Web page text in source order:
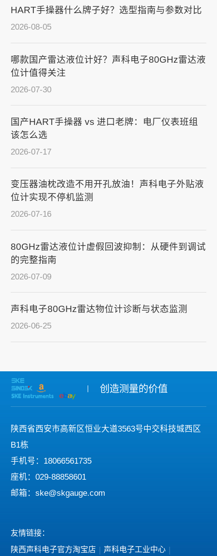
HART手操器什么牌子好？选型指南与参数对比
2026-08-05
哪款国产雷达液位计好？声科电子80GHz雷达液
位计值得关注
2026-07-30
国产HART手操器 vs 进口老牌：电厂仪表班组
该怎么选
2026-07-17
变压器油枕改造不用开孔放油！声科电子外贴液
位计实现不停机监测
2026-07-16
80GHz雷达液位计虚假回波抑制：从硬件到调试
的完整指南
2026-07-09
声科电子80GHz雷达物位计诊断与状态监测
2026-06-25
创造测量的价值
陕西省西安市高新区恒业大道3563号中交科技城西区
B1栋
手机号：18066561735
座机：029-88858601
邮箱：ske@skgauge.com
友情链接：
陕西声科电子官方淘宝店 | 声科电子工业中心 |